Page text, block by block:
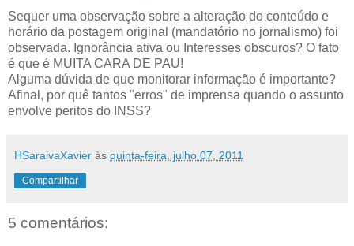
Sequer uma observação sobre a alteração do conteúdo e
horário da postagem original (mandatório no jornalismo) foi
observada. Ignorância ativa ou Interesses obscuros? O fato
é que é MUITA CARA DE PAU!
Alguma dúvida de que monitorar informação é importante?
Afinal, por quê tantos "erros" de imprensa quando o assunto
envolve peritos do INSS?
HSaraivaXavier às quinta-feira, julho 07, 2011
Compartilhar
5 comentários: